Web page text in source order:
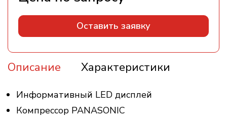
Оставить заявку
Описание Характеристики
Информативный LED дисплей
Компрессор PANASONIC